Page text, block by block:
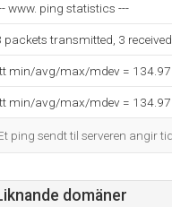
www. ping statistics ---
packets transmitted, 3
min/avg/max/mdev =
min/avg/max/mdev =
ping sendt til serveren angir
domäner